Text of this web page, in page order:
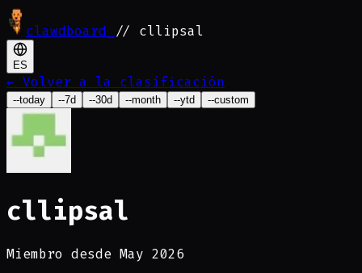
clawdboard // cllipsal
ES
← Volver a la clasificación
--today --7d --30d --month --ytd --custom
cllipsal
Miembro desde May 2026